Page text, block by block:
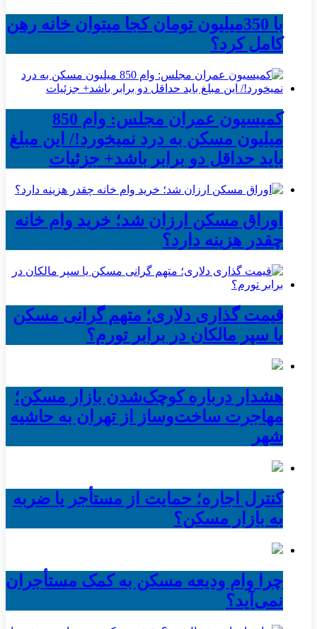
با 350میلیون تومان کجا میتوان خانه رهن
کامل کرد؟
کمیسیون عمران مجلس: وام 850
میلیون مسکن به درد نمیخورد!/ این مبلغ
باید حداقل دو برابر باشد+ جزئیات
اوراق مسکن ارزان شد؛ خرید وام خانه
چقدر هزینه دارد؟
قیمت گذاری دلاری؛ متهم گرانی مسکن
یا سپر مالکان در برابر تورم؟
هشدار درباره کوچک‌شدن بازار مسکن؛
مهاجرت ساخت‌وساز از تهران به حاشیه‌
شهر
کنترل اجاره؛ حمایت از مستأجر یا ضربه
به بازار مسکن؟
چرا وام ودیعه مسکن به کمک مستأجران
نمی‌آید؟